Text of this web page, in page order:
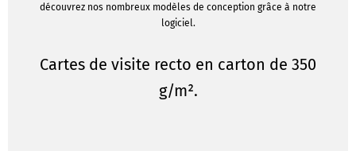
découvrez nos nombreux modèles de conception grâce à notre
logiciel.
Cartes de visite recto en carton de 350
g/m².